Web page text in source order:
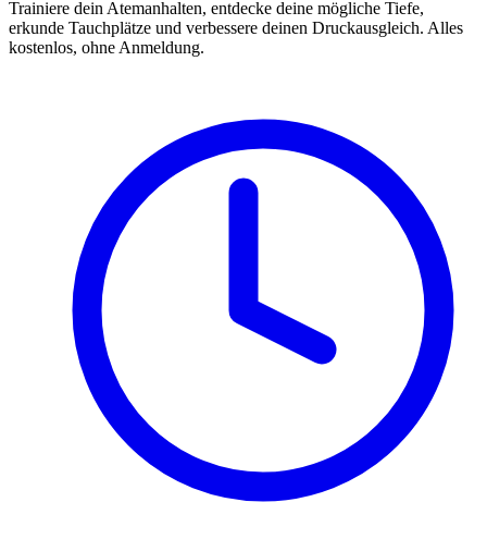
Trainiere dein Atemanhalten, entdecke deine mögliche Tiefe,
erkunde Tauchplätze und verbessere deinen Druckausgleich. Alles
kostenlos, ohne Anmeldung.